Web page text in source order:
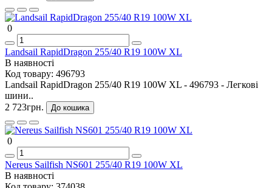
0
Landsail RapidDragon 255/40 R19 100W XL
В наявності
Код товару: 496793
Landsail RapidDragon 255/40 R19 100W XL - 496793 - Легкові
шини..
2 723грн.
До кошика
0
Nereus Sailfish NS601 255/40 R19 100W XL
В наявності